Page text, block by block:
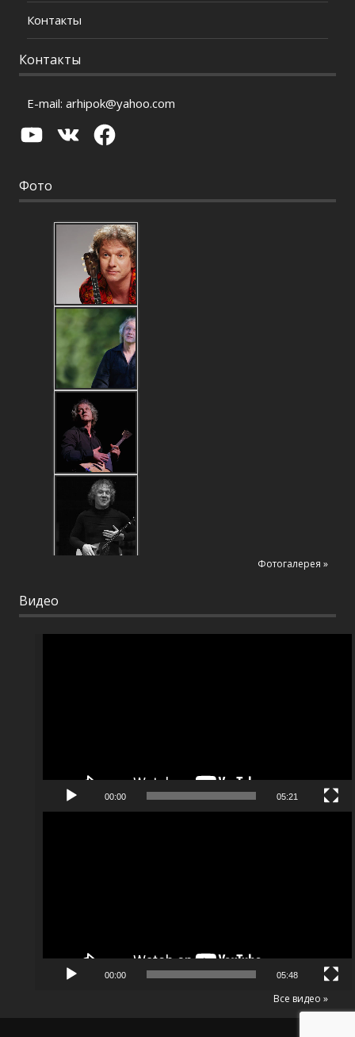
Контакты
Контакты
E-mail:arhipok@yahoo.com
YouTube
VK Facebook
Фото
Фотогалерея »
Видео
00:00 05:21
00:00 05:48
Все видео »